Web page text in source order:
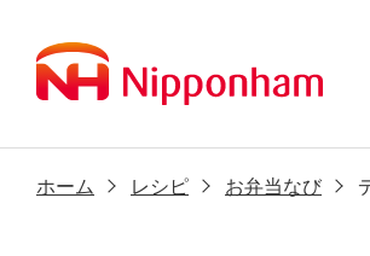
ホーム レシピ お弁当なび